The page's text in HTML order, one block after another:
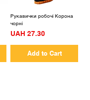
Рукавички робочі Корона
чорні
Price
UAH 27.30
Add to Cart